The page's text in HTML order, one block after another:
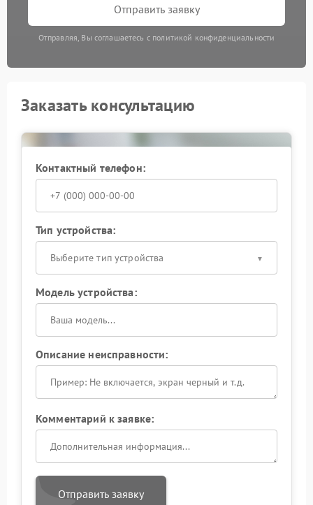
Отправить заявку
Отправляя, Вы соглашаетесь с политикой конфиденциальности
Заказать консультацию
Контактный телефон:
Тип устройства:
Выберите тип устройства
Модель устройства:
Описание неисправности:
Комментарий к заявке:
Отправить заявку